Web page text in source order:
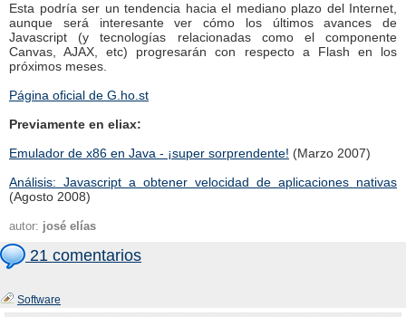
Esta podría ser un tendencia hacia el mediano plazo del Internet,
aunque será interesante ver cómo los últimos avances de
Javascript (y tecnologías relacionadas como el componente
Canvas, AJAX, etc) progresarán con respecto a Flash en los
próximos meses.
Página oficial de G.ho.st
Previamente en eliax:
Emulador de x86 en Java - ¡super sorprendente! (Marzo 2007)
Análisis: Javascript a obtener velocidad de aplicaciones nativas
(Agosto 2008)
autor: josé elías
21 comentarios
Software